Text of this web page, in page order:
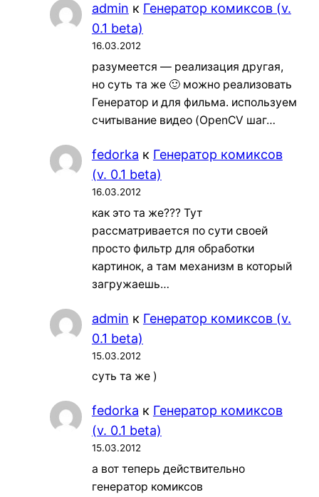
admin к Генератор комиксов (v.
0.1 beta)
16.03.2012
разумеется — реализация другая,
но суть та же 🙂 можно реализовать
Генератор и для фильма. используем
считывание видео (OpenCV шаг…
fedorka к Генератор комиксов
(v. 0.1 beta)
16.03.2012
как это та же??? Тут
рассматривается по сути своей
просто фильтр для обработки
картинок, а там механизм в который
загружаешь…
admin к Генератор комиксов (v.
0.1 beta)
15.03.2012
суть та же )
fedorka к Генератор комиксов
(v. 0.1 beta)
15.03.2012
а вот теперь действительно
генератор комиксов